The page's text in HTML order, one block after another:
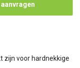
zijn voor hardnekkige